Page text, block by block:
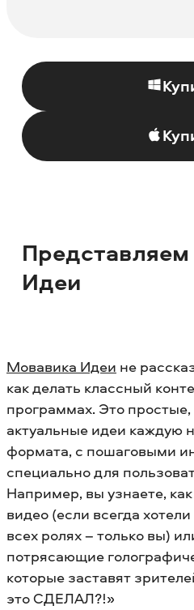
Идеи
Мовавика Идеи не
как делать классный
программах. Это простые,
актуальные идеи каждую
формата, с пошаговыми
специально для
Например, вы узнаете,
видео (если всегда
всех ролях – только вы)
потрясающие
которые заставят
это СДЕЛАЛ?!»